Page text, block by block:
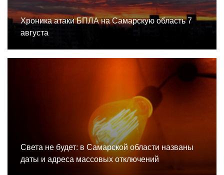
Хроника атаки БПЛА на Самарскую область 7
августа
Света не будет: в Самарской области названы
даты и адреса массовых отключений